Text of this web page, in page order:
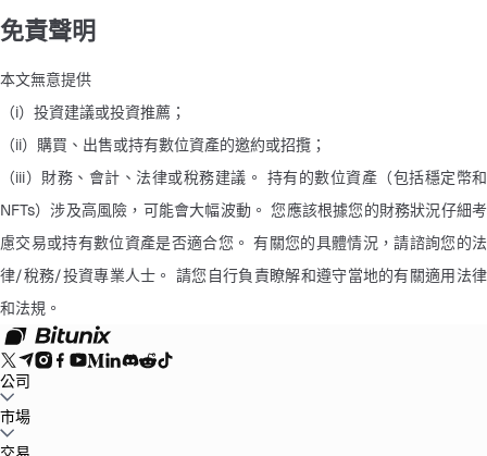
免責聲明
本文無意提供
（i）投資建議或投資推薦；
（ii）購買、出售或持有數位資產的邀約或招攬；
（iii）財務、會計、法律或稅務建議。 持有的數位資產（包括穩定幣和
NFTs）涉及高風險，可能會大幅波動。 您應該根據您的財務狀況仔細考
慮交易或持有數位資產是否適合您。 有關您的具體情況，請諮詢您的法
律/稅務/投資專業人士。 請您自行負責瞭解和遵守當地的有關適用法律
和法規。
公司
關於Bitunix
執法要求
市場